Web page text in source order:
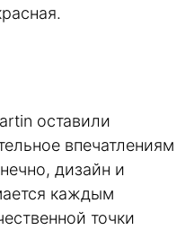
оставили
впечатлениям
дизайн и
каждым
точки